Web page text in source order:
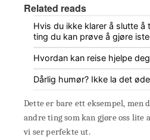
Related reads
Hvis du ikke klarer å slutte å
ting du kan prøve å gjøre
Hvordan kan reise hjelpe
Dårlig humør? Ikke la det
Dette er bare ett eksempel, men
andre ting som kan gjøre oss
vi ser perfekte ut.